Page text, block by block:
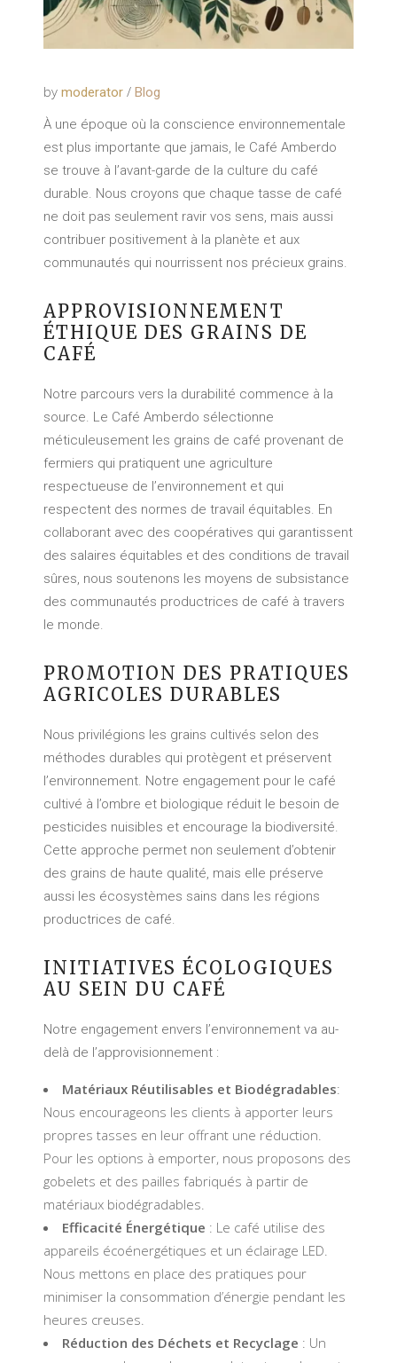
by moderator
Blog
À une époque où la conscience environnementale
est plus importante que jamais, le Café Amberdo
se trouve à l’avant-garde de la culture du café
durable. Nous croyons que chaque tasse de café
ne doit pas seulement ravir vos sens, mais aussi
contribuer positivement à la planète et aux
communautés qui nourrissent nos précieux grains.
APPROVISIONNEMENT
ÉTHIQUE DES GRAINS DE
CAFÉ
Notre parcours vers la durabilité commence à la
source. Le Café Amberdo sélectionne
méticuleusement les grains de café provenant de
fermiers qui pratiquent une agriculture
respectueuse de l’environnement et qui
respectent des normes de travail équitables. En
collaborant avec des coopératives qui garantissent
des salaires équitables et des conditions de travail
sûres, nous soutenons les moyens de subsistance
des communautés productrices de café à travers
le monde.
PROMOTION DES PRATIQUES
AGRICOLES DURABLES
Nous privilégions les grains cultivés selon des
méthodes durables qui protègent et préservent
l’environnement. Notre engagement pour le café
cultivé à l’ombre et biologique réduit le besoin de
pesticides nuisibles et encourage la biodiversité.
Cette approche permet non seulement d’obtenir
des grains de haute qualité, mais elle préserve
aussi les écosystèmes sains dans les régions
productrices de café.
INITIATIVES ÉCOLOGIQUES
AU SEIN DU CAFÉ
Notre engagement envers l’environnement va au-
delà de l’approvisionnement :
Matériaux Réutilisables et Biodégradables:
Nous encourageons les clients à apporter leurs
propres tasses en leur offrant une réduction.
Pour les options à emporter, nous proposons des
gobelets et des pailles fabriqués à partir de
matériaux biodégradables.
Efficacité Énergétique : Le café utilise des
appareils écoénergétiques et un éclairage LED.
Nous mettons en place des pratiques pour
minimiser la consommation d’énergie pendant les
heures creuses.
Réduction des Déchets et Recyclage : Un